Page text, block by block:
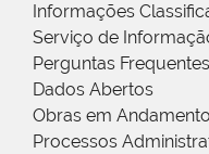
Informações
Serviço de
Perguntas Frequentes
Dados Abertos
Obras em
Processos